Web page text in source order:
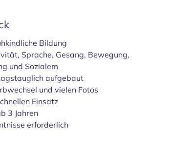
Bildung
Sprache, Gesang, Bewegung,
und Sozialem
aufgebaut
und vielen Fotos
Einsatz
3 Jahren
erforderlich